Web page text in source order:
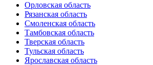
Орловская область
Рязанская область
Смоленская область
Тамбовская область
Тверская область
Тульская область
Ярославская область